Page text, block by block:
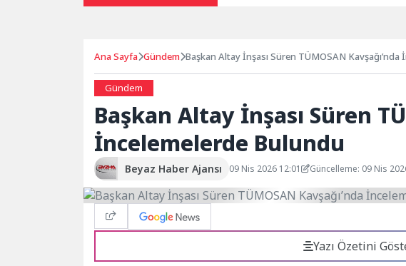
Ana Sayfa Gündem Başkan Altay İnşası Süren TÜMOSAN
Gündem
Başkan Altay İnşası Süren
İncelemelerde Bulundu
Beyaz Haber Ajansı 09 Nis 2026 12:01 Güncelleme: 09 Nis
Yazı Özetini